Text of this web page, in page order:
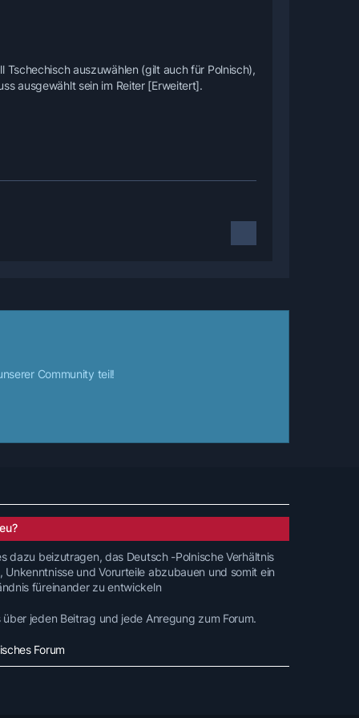
auszuwählen (gilt auch für Polnisch),
ausgewählt sein im Reiter [Erweitert].
Community teil!
dazu beizutragen, das Deutsch -Polnische Verhältnis
Unkenntnisse und Vorurteile abzubauen und somit ein
füreinander zu entwickeln
über jeden Beitrag und jede Anregung zum Forum.
Forum